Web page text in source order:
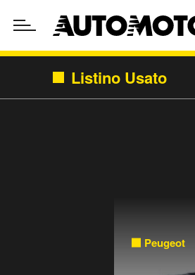
Listino Usato
Peugeot